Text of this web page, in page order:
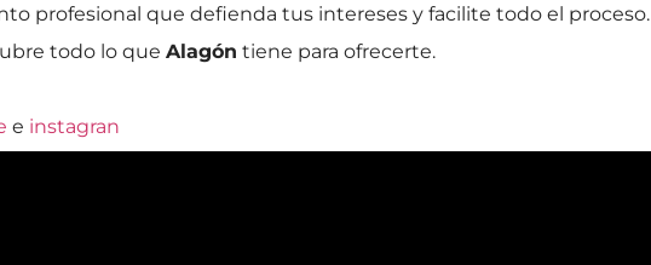
profesional que defienda tus intereses y facilite todo el proceso.
todo lo queAlagón tiene para ofrecerte.
e instagran